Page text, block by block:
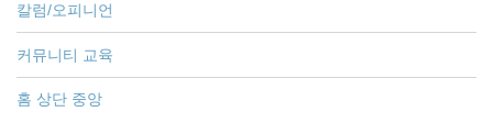
칼럼/오피니언
커뮤니티 교육
홈 상단 중앙